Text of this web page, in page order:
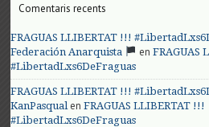
Comentaris recents
FRAGUAS LLIBERTAT !!!
Federación Anarquista
enFRAGUAS
#LibertadLxs6DeFraguas
FRAGUAS LLIBERTAT !!!
KanPasqualenFRAGUAS LLIBERTAT !!!
#LibertadLxs6DeFraguas